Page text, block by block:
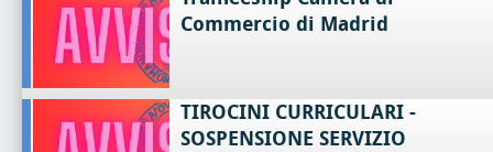
Commercio di Madrid
TIROCINI CURRICULARI -
SOSPENSIONE SERVIZIO